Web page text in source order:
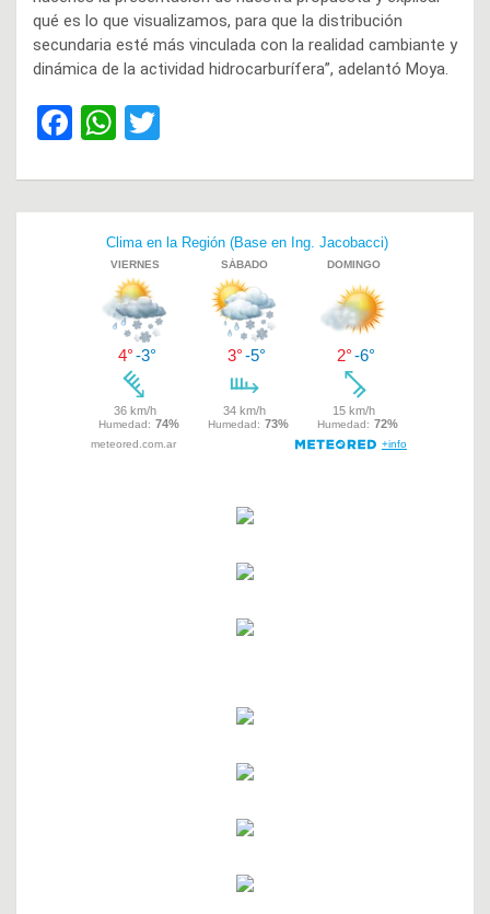
qué es lo que visualizamos, para que la distribución
secundaria esté más vinculada con la realidad cambiante y
dinámica de la actividad hidrocarburífera”, adelantó Moya.
F
ce
W
at
s
A
p
p
tt
er
Navegación
entradas